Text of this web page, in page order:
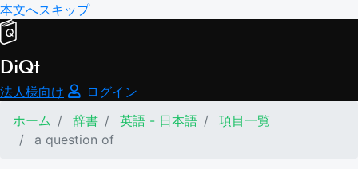
本文へスキップ
DiQt
法人様向け
ログイン
ホーム
辞書 英語 - 日本語
項目一覧
a question of